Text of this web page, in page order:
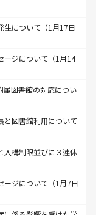
生について（1月17日
ージについて（1月14
属図書館の対応につい
と図書館利用について
入構制限並びに３連休
ージについて（1月7日